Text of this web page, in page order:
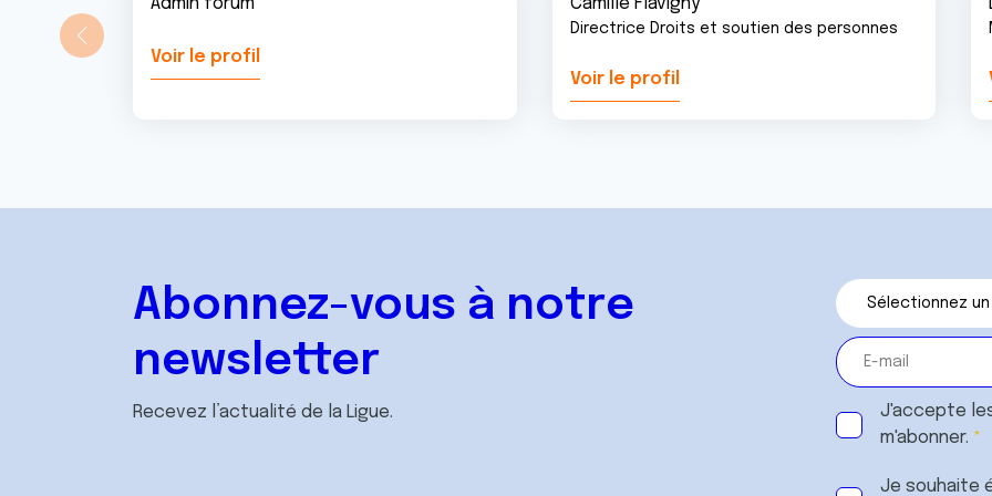
Admin forum
Voir le profil
Camille Flavigny
Directrice Droits et soutien des personnes
Voir le profil
Abonnez-vous à notre
newsletter
Recevez l’actualité de la Ligue.
J'accepte
m'abonner.
Je souhaite